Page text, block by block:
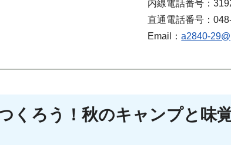
内線電話番号：
直通電話番号：
Email：a2840-
くろう！秋のキャンプと味